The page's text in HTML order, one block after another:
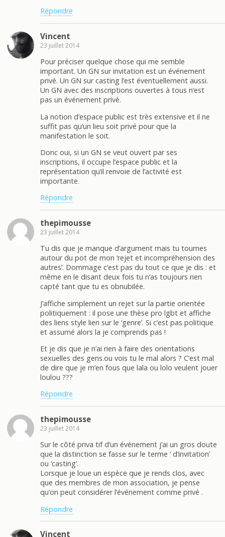
Répondre
Vincent
23 juillet 2014
Pour préciser quelque chose qui me semble
important. Un GN sur invitation est un événement
privé. Un GN sur casting l’est éventuellement aussi.
Un GN avec des inscriptions ouvertes à tous n’est
pas un événement privé.
La notion d’espace public est très extensive et il ne
suffit pas qu’un lieu soit privé pour que la
manifestation le soit.
Donc oui, si un GN se veut ouvert par ses
inscriptions, il occupe l’espace public et la
représentation qu’il renvoie de l’activité est
importante.
Répondre
thepimousse
23 juillet 2014
Tu dis que je manque d’argument mais tu tournes
autour du pot de mon ‘rejet et incompréhension des
autres’. Dommage c’est pas du tout ce que je dis : et
même en le disant deux fois tu n’as toujours rien
capté tant que tu es obnubilée.
J’affiche simplement un rejet sur la partie orientée
politiquement : il pose une thèse pro lgbt et affiche
des liens style lien sur le ‘genre’. Si c’est pas politique
et assumé alors la je comprends pas !
Et je dis que je n’ai rien à faire des orientations
sexuelles des gens.ou vois tu le mal alors ? C’est mal
de dire que je m’en fous que lala ou lolo veulent jouer
loulou ???
Répondre
thepimousse
23 juillet 2014
Sur le côté priva tif d’un événement j’ai un gros doute
que la distinction se fasse sur le terme ‘ d’invitation’
ou ‘casting’.
Lorsque je loue un espèce que je rends clos, avec
que des membres de mon association, je pense
qu’on peut considérer l’événement comme privé .
Répondre
Vincent